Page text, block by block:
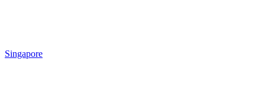
Singapore